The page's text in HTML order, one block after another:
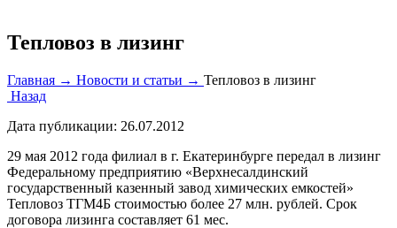
Тепловоз в лизинг
Главная → Новости и статьи → Тепловоз в лизинг
Назад
Дата публикации: 26.07.2012
29 мая 2012 года филиал в г. Екатеринбурге передал в лизинг
Федеральному предприятию «Верхнесалдинский
государственный казенный завод химических емкостей»
Тепловоз ТГМ4Б стоимостью более 27 млн. рублей. Срок
договора лизинга составляет 61 мес.